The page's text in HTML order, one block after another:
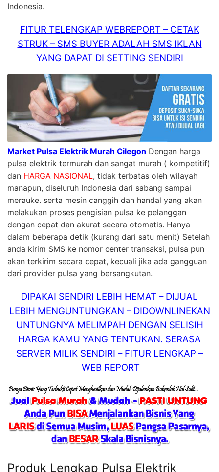
Indonesia.
FITUR TELENGKAP WEBREPORT – CETAK
STRUK – SMS BUYER ADALAH SMS IKLAN
YANG DAPAT DI SETTING SENDIRI
Market Pulsa Elektrik Murah Cilegon Dengan harga
pulsa elektrik termurah dan sangat murah ( kompetitif)
dan HARGA NASIONAL, tidak terbatas oleh wilayah
manapun, diseluruh Indonesia dari sabang sampai
merauke. serta mesin canggih dan handal yang akan
melakukan proses pengisian pulsa ke pelanggan
dengan cepat dan akurat secara otomatis. Hanya
dalam beberapa detik (kurang dari satu menit) Setelah
anda kirim SMS ke nomor center transaksi, pulsa pun
akan terkirim secara cepat, kecuali jika ada gangguan
dari provider pulsa yang bersangkutan.
DIPAKAI SENDIRI LEBIH HEMAT – DIJUAL
LEBIH MENGUNTUNGKAN – DIDOWNLINEKAN
UNTUNGNYA MELIMPAH DENGAN SELISIH
HARGA KAMU YANG TENTUKAN. SERASA
SERVER MILIK SENDIRI – FITUR LENGKAP –
WEB REPORT
Produk Lengkap Pulsa Elektrik